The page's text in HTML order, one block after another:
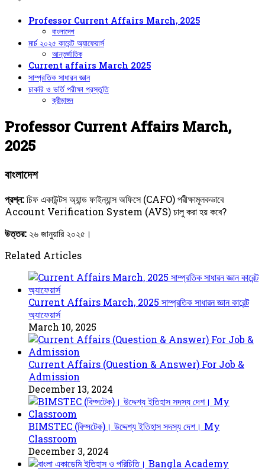
Professor Current Affairs March, 2025
বাংলাদেশ
মার্চ ২০২৫ কারেন্ট অ্যাফেয়ার্স
আন্তর্জাতিক
Current affairs March 2025
সাম্প্রতিক সাধারন জ্ঞান
চাকরি ও ভর্তি পরীক্ষা প্রস্তুতি
ক্রীড়াঙ্গন
Professor Current Affairs March,
2025
বাংলাদেশ
প্রশ্ন:চিফ একাউন্টস অ্যান্ড ফাইন্যান্স অফিসে (CAFO) পরীক্ষামূলকভাবে
Account Verification System (AVS) চালু করা হয় কবে?
উত্তর: ২৬ জানুয়ারি ২০২৫।
Related Articles
Current Affairs March, 2025 সাম্প্রতিক সাধারন জ্ঞান কারেন্ট
অ্যাফেয়ার্স
March 10, 2025
Current Affairs (Question & Answer) For Job &
Admission
December 13, 2024
BIMSTEC (বিম্সটেক)। উদ্দেশ্য ইতিহাস সদস্য দেশ। My
Classroom
December 3, 2024